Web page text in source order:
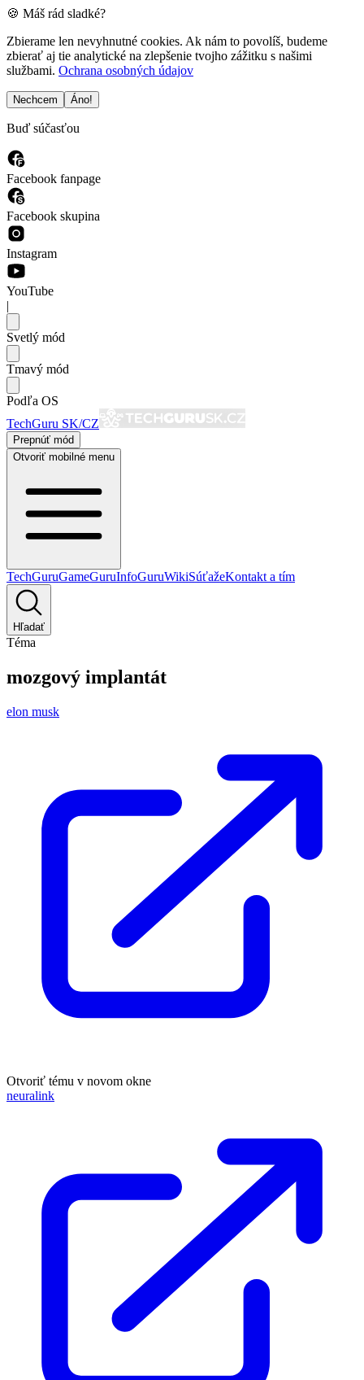
🍪 Máš rád sladké?
Zbierame len nevyhnutné cookies. Ak nám to povolíš, budeme
zbierať aj tie analytické na zlepšenie tvojho zážitku s našimi
službami. Ochrana osobných údajov
Nechcem Áno!
Buď súčasťou
Facebook fanpage
Facebook skupina
Instagram
YouTube
|
Svetlý mód
Tmavý mód
Podľa OS
TechGuru SK/CZ
Prepnúť mód
Otvoriť mobilné menu
TechGuruGameGuruInfoGuruWikiSúťažeKontakt a tím
Hľadať
Téma
mozgový implantát
elon musk
Otvoriť tému v novom okne
neuralink